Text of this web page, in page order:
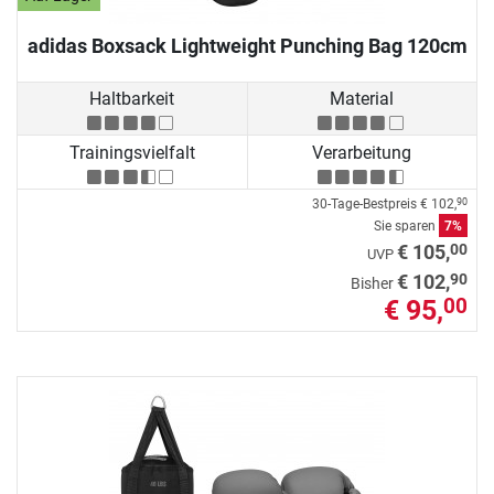
adidas Boxsack Lightweight Punching Bag 120cm
Haltbarkeit Material
Trainingsvielfalt Verarbeitung
30-Tage-Bestpreis € 102,90
Sie sparen 7%
UVP € 105,00
Bisher€ 102,90
€ 95,00